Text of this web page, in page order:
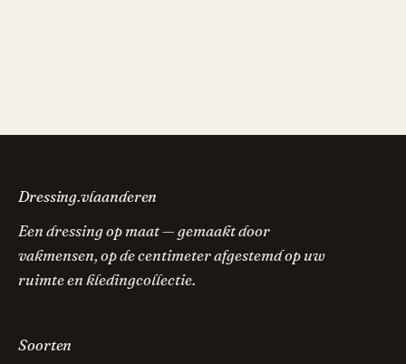
Dressing.vlaanderen
Een dressing op maat — gemaakt door
vakmensen, op de centimeter afgestemd op uw
ruimte en kledingcollectie.
Soorten